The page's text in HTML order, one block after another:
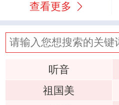
查看更多
听音
祖国美